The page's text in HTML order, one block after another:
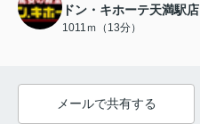
ドン・キホーテ天満駅店
1011ｍ（13分）
メールで共有する